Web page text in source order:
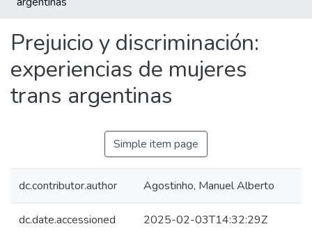
Prejuicio y discriminación:
experiencias de mujeres
trans argentinas
Simple item page
dc.contributor.author Agostinho, Manuel Alberto
dc.date.accessioned 2025-02-03T14:32:29Z